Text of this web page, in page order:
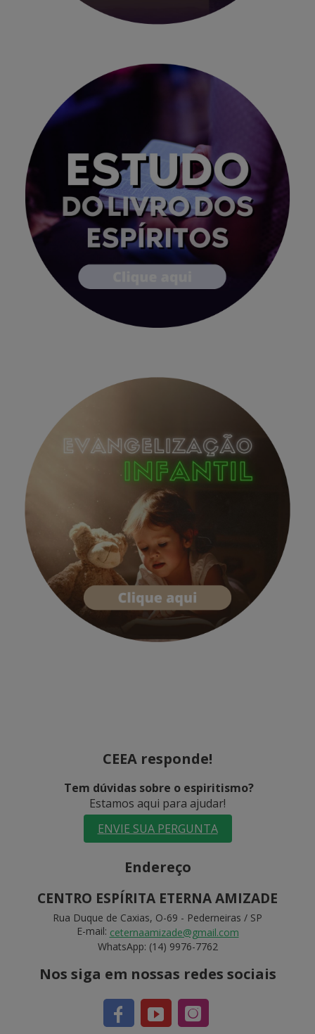
CEEA responde!
Tem dúvidas sobre o espiritismo?
Estamos aqui para ajudar!
ENVIE SUA PERGUNTA
Endereço
CENTRO ESPÍRITA ETERNA AMIZADE
Rua Duque de Caxias, O-69 - Pederneiras / SP
E-mail: ceternaamizade@gmail.com
WhatsApp: (14) 9976-7762
Nos siga em nossas redes sociais